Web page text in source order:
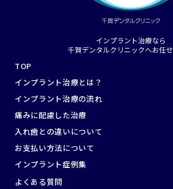
く、70歳以上の高齢者の方もインプラント
は、歯を失った箇所に人工歯根（チタン製
ラント体）を埋入する治療法です。 そのた
のに顎の骨が丈夫であること、成長が完了
ラント治療は外科手術を伴うことから「手
いと判断される健康状態である」ことが必要です。 イン
治療の平均年齢は何歳くらい？ 厚生労働省による「令和4年 歯科
疾患実態調査」の報告では、インプラント
平均年齢としては50代以上が多いとされま
インプラント治療を受けた人もいます。 ま
べて20代の方が割合が多かったという報告もあり
がインプラントを選ぶ理由とは？ 失った歯を補う治療法として
主に、入れ歯、ブリッジ、インプラント治
うな治療法にもメリットとデメリットがあ
ラント治療が若い年齢の方に選択される主
インプラント治療なら
千賀デンタルクリニックへお任
TOP
インプラント治療とは？
インプラント治療の流れ
痛みに配慮した治療
入れ歯との違いについて
お支払い方法について
インプラント症例集
よくある質問